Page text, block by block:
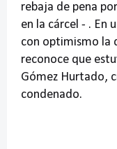
rebaja de pena
en la cárcel - . En
con optimismo la
reconoce que
Gómez Hurtado,
condenado.